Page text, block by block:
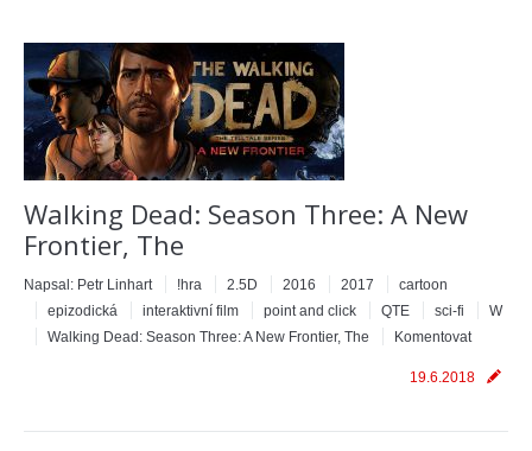
Walking Dead: Season Three: A New
Frontier, The
Napsal: Petr Linhart !hra 2.5D 2016 2017
cartoon
epizodická
interaktivní film point and click QTE sci-fi
W
Walking Dead: Season Three: A New Frontier, The
Komentovat
19.6.2018